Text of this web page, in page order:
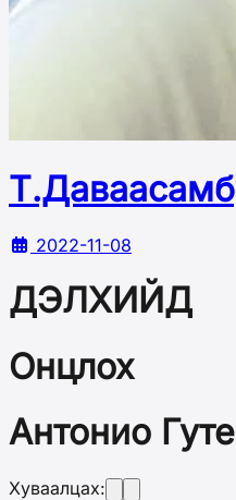
2022-11-08
ДЭЛХИЙД
Онцлох
Антонио
Хуваалцах: